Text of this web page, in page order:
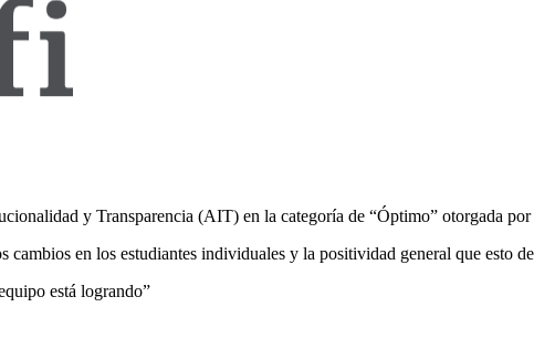
y Transparencia (AIT) en la categoría de “Óptimo” otorgada
en los estudiantes individuales y la positividad general que esto
está logrando”